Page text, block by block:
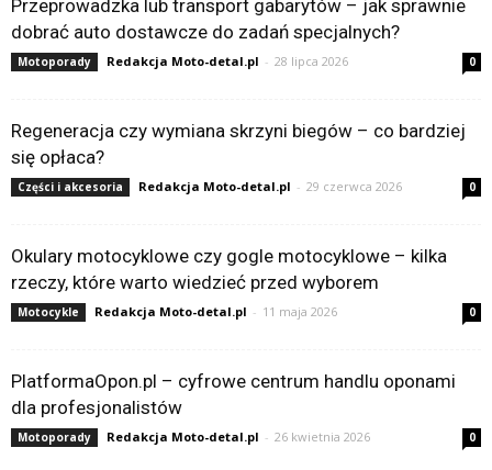
Przeprowadzka lub transport gabarytów – jak sprawnie
dobrać auto dostawcze do zadań specjalnych?
Motoporady Redakcja Moto-detal.pl - 28 lipca 2026 0
Regeneracja czy wymiana skrzyni biegów – co bardziej
się opłaca?
Części i akcesoria Redakcja Moto-detal.pl - 29 czerwca 2026 0
Okulary motocyklowe czy gogle motocyklowe – kilka
rzeczy, które warto wiedzieć przed wyborem
Motocykle Redakcja Moto-detal.pl - 11 maja 2026 0
PlatformaOpon.pl – cyfrowe centrum handlu oponami
dla profesjonalistów
Motoporady Redakcja Moto-detal.pl - 26 kwietnia 2026 0